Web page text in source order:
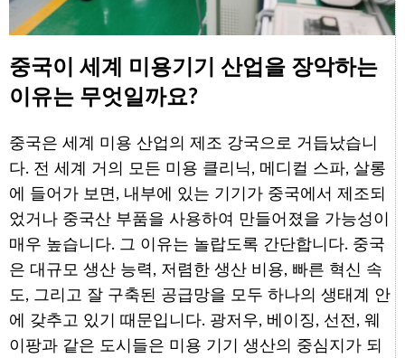
중국이 세계 미용기기 산업을 장악하는
이유는 무엇일까요?
중국은 세계 미용 산업의 제조 강국으로 거듭났습니
다. 전 세계 거의 모든 미용 클리닉, 메디컬 스파, 살롱
에 들어가 보면, 내부에 있는 기기가 중국에서 제조되
었거나 중국산 부품을 사용하여 만들어졌을 가능성이
매우 높습니다. 그 이유는 놀랍도록 간단합니다. 중국
은 대규모 생산 능력, 저렴한 생산 비용, 빠른 혁신 속
도, 그리고 잘 구축된 공급망을 모두 하나의 생태계 안
에 갖추고 있기 때문입니다. 광저우, 베이징, 선전, 웨
이팡과 같은 도시들은 미용 기기 생산의 중심지가 되